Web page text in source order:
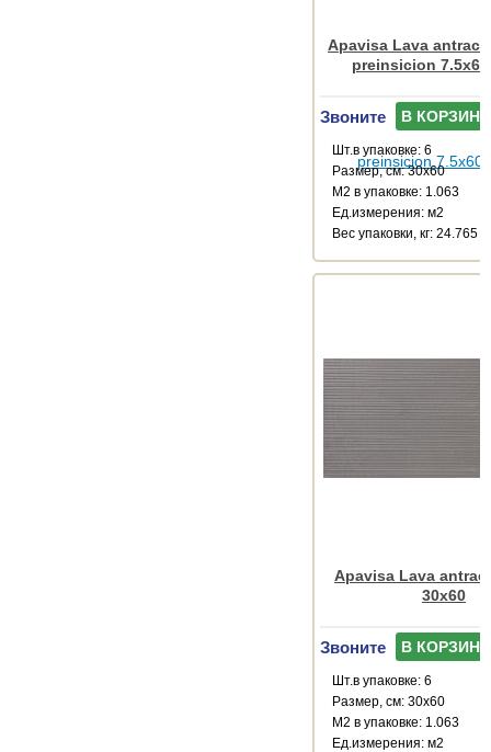
Apavisa Lava
preinsicion 7.5x60
Звоните В КОРЗИНУ
Шт.в упаковке: 6
Размер, см: 30x60
М2 в упаковке: 1.063
Ед.измерения: м2
Веc упаковки, кг: 24.765
Apavisa Lava
30x60
Звоните В КОРЗИНУ
Шт.в упаковке: 6
Размер, см: 30x60
М2 в упаковке: 1.063
Ед.измерения: м2